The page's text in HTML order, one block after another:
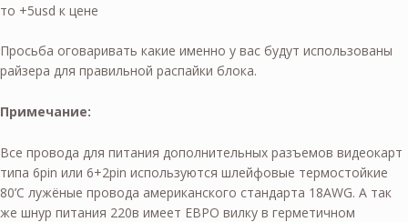
то +5usd к цене
Просьба оговаривать какие именно у вас будут использованы
райзера для правильной распайки блока.
Примечание:
Все провода для питания дополнительных разъемов видеокарт
типа 6pin или 6+2pin используются шлейфовые термостойкие
80’С лужёные провода американского стандарта 18AWG. А так
же шнур питания 220в имеет ЕВРО вилку в герметичном